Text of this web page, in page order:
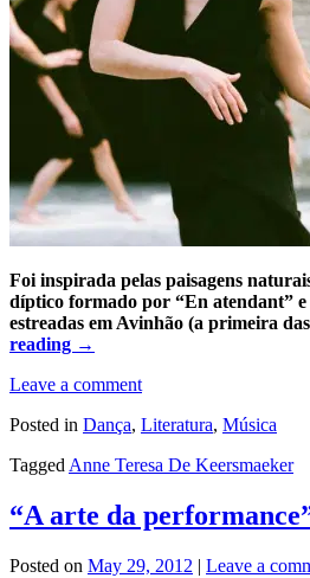
Foi inspirada pelas paisagens
díptico formado por “En atendant” e
estreadas em Avinhão (a primeira
reading →
Leave a comment
Posted in Dança, Literatura, Música
TaggedAnne Teresa De Keersmaeker
“A arte da
Posted on May 29, 2012 | Leave a